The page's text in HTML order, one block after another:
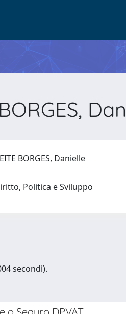
BORGES, Danielle
Politica e Sviluppo
secondi).